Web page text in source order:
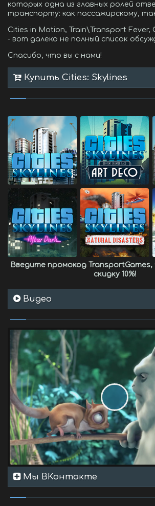
которых одна из главных ролей
транспорту: как пассажирскому,
Cities in Motion, Train\Transport Fever,
- вот далеко не полный список
Спасибо, что вы с нами!
Купить Cities: Skylines
Введите промокод TransportGames,
скидку 10%!
Видео
Мы ВКонтакте